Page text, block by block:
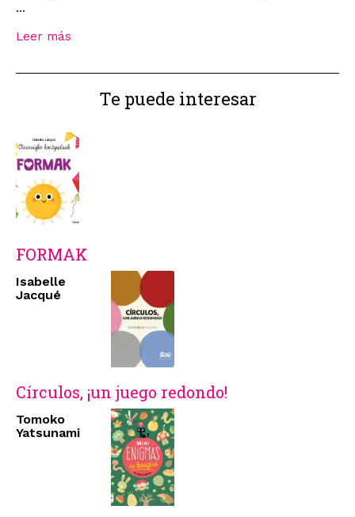
...
Leer más
Te puede interesar
FORMAK
Isabelle
Jacqué
Círculos, ¡un juego redondo!
Tomoko
Yatsunami